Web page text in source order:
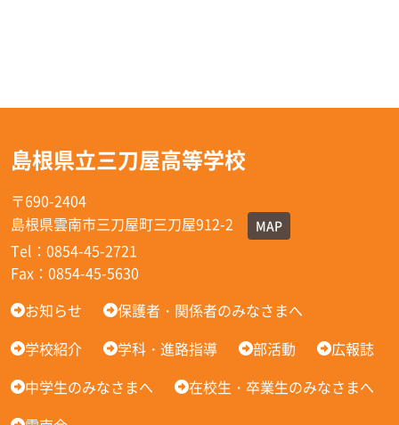
島根県立三刀屋高等学校
〒690-2404
島根県雲南市三刀屋町三刀屋912-2
MAP
Tel：0854-45-2721
Fax：0854-45-5630
お知らせ
保護者・関係者のみなさまへ
学校紹介
学科・進路指導 部活動
広報誌
中学生のみなさまへ
在校生・卒業生のみなさまへ